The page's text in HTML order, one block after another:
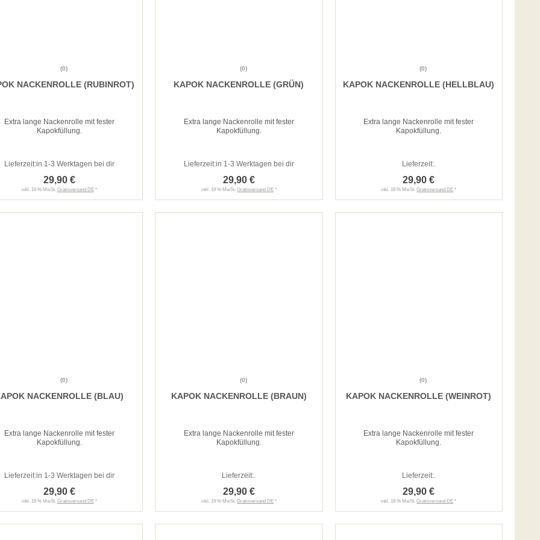
(0)
NACKENROLLE (RUBINROT)
Extra lange Nackenrolle mit fester
Kapokfüllung.
Lieferzeit:in 1-3 Werktagen bei dir
29,90 €
inkl. 19 % MwSt. Gratisversand DE*
(0)
KAPOK NACKENROLLE (GRÜN)
Extra lange Nackenrolle mit fester
Kapokfüllung.
Lieferzeit:in 1-3 Werktagen bei dir
29,90 €
inkl. 19 % MwSt. Gratisversand DE*
(0)
KAPOK NACKENROLLE (HELLBLAU)
Extra lange Nackenrolle mit fester
Kapokfüllung.
Lieferzeit:.
29,90 €
inkl. 19 % MwSt.Gratisversand DE *
(0)
NACKENROLLE (BLAU)
Extra lange Nackenrolle mit fester
Kapokfüllung.
Lieferzeit:in 1-3 Werktagen bei dir
29,90 €
inkl. 19 % MwSt. Gratisversand DE*
(0)
KAPOK NACKENROLLE (BRAUN)
Extra lange Nackenrolle mit fester
Kapokfüllung.
Lieferzeit:.
29,90 €
inkl. 19 % MwSt. Gratisversand DE*
(0)
KAPOK NACKENROLLE (WEINROT)
Extra lange Nackenrolle mit fester
Kapokfüllung.
Lieferzeit:.
29,90 €
inkl. 19 % MwSt.Gratisversand DE *